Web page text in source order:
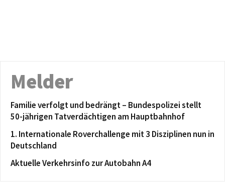
Melder
Familie verfolgt und bedrängt – Bundespolizei stellt
50-jährigen Tatverdächtigen am Hauptbahnhof
1. Internationale Roverchallenge mit 3 Disziplinen nun in
Deutschland
Aktuelle Verkehrsinfo zur Autobahn A4